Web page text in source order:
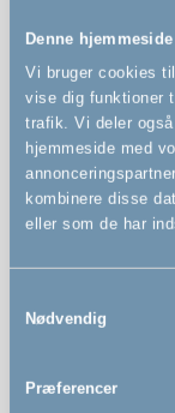
Denne
Vi bruger cookies
vise dig funktioner
trafik. Vi deler
hjemmeside med
kombinere disse
eller som de har
Nødvendig
Præferencer
Varenummer
# 500265
Advarsler
Features